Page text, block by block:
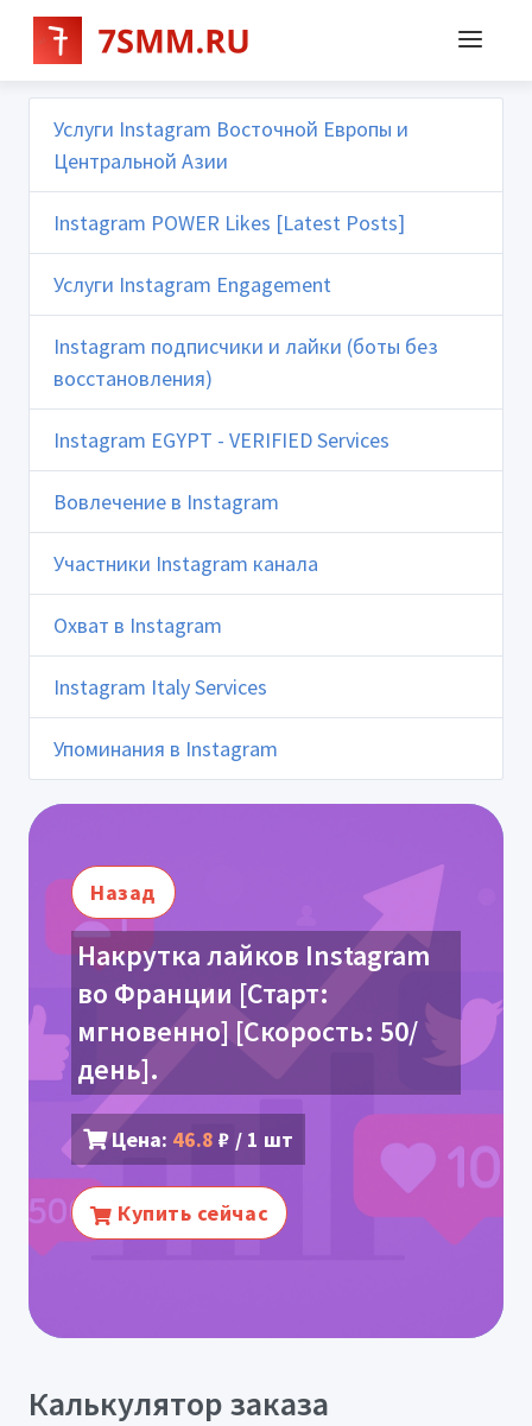
Услуги Instagram Восточной Европы и
Центральной Азии
Instagram POWER Likes [Latest Posts]
Услуги Instagram Engagement
Instagram подписчики и лайки (боты без
восстановления)
Instagram EGYPT - VERIFIED Services
Вовлечение в Instagram
Участники Instagram канала
Охват в Instagram
Instagram Italy Services
Упоминания в Instagram
Назад
Накрутка лайков Instagram
во Франции [Старт:
мгновенно] [Скорость: 50/
день].
Цена: 46.8 ₽ / 1 шт
Купить сейчас
Калькулятор заказа